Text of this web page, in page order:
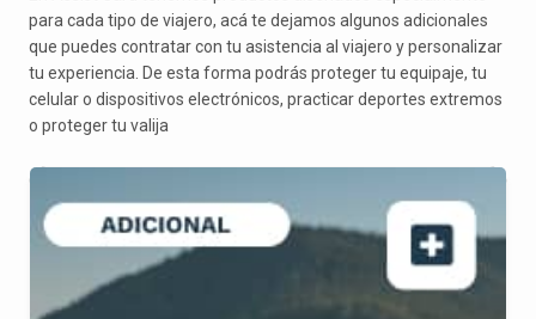
para cada tipo de viajero, acá te dejamos algunos adicionales
que puedes contratar con tu asistencia al viajero y personalizar
tu experiencia. De esta forma podrás proteger tu equipaje, tu
celular o dispositivos electrónicos, practicar deportes extremos
o proteger tu valija